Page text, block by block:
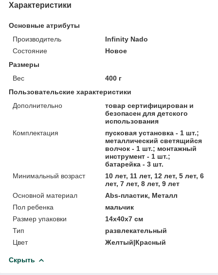
Характеристики
Основные атрибуты
Производитель
Infinity Nado
Состояние
Новое
Размеры
Вес
400 г
Пользовательские характеристики
Дополнительно
товар сертифицирован и
безопасен для детского
использования
Комплектация
пусковая установка - 1 шт.;
металлический светящийся
волчок - 1 шт.; монтажный
инструмент - 1 шт.;
батарейка - 3 шт.
Минимальный возраст
10 лет, 11 лет, 12 лет, 5 лет, 6
лет, 7 лет, 8 лет, 9 лет
Основной материал
Abs-пластик, Металл
Пол ребенка
мальчик
Размер упаковки
14х40х7 см
Тип
развлекательный
Цвет
Желтый|Красный
Скрыть